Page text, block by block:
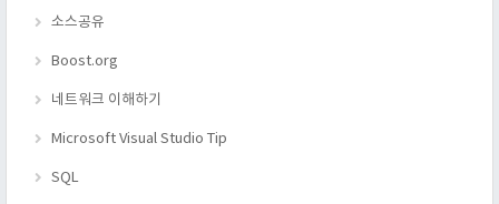
소스공유
Boost.org
네트워크 이해하기
Microsoft Visual Studio Tip
SQL